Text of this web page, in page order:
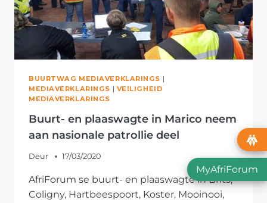
BUURTWAG MEDIAVERKLARINGS |
MEDIAVERKLARINGS | VEILIGHEID
MEDIAVERKLARINGS
Buurt- en plaaswagte in Marico neem
aan nasionale patrollie deel
Deur 17/03/2020
AfriForum se buurt- en plaaswagte in Brits,
Coligny, Hartbeespoort, Koster, Mooinooi,
MyAfriForum